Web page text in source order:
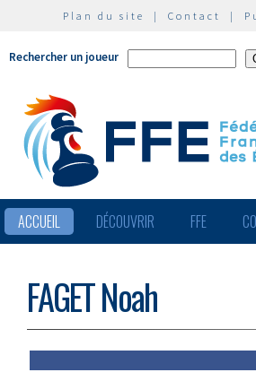
Plan du site | Contact |
Rechercher un joueur
ACCUEIL DÉCOUVRIR FFE
FAGET Noah